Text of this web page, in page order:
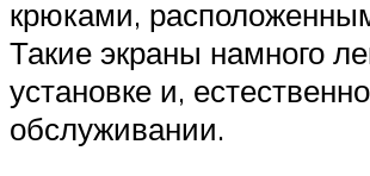
крюками,
Такие экраны намного
установке и,
обслуживании.